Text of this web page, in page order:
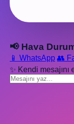
📢 Hava
📱 WhatsApp 👥
✨ Kendi